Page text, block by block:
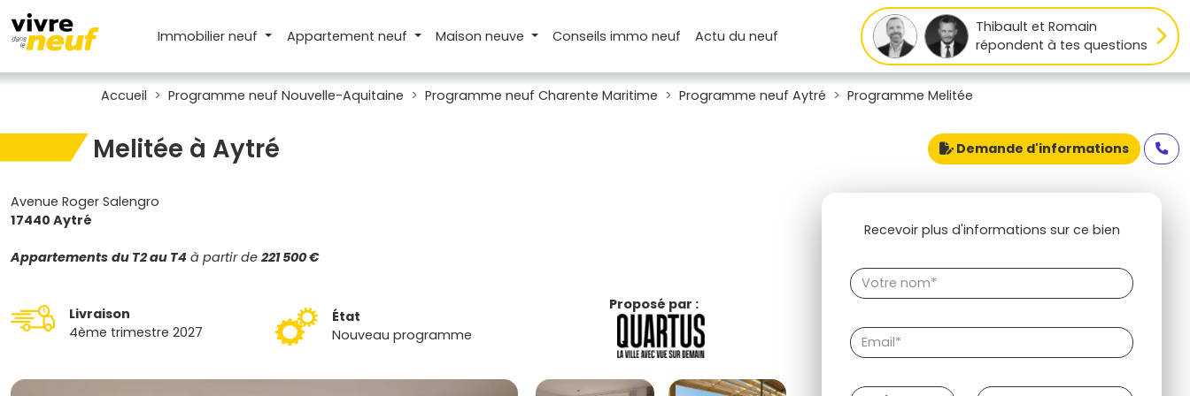
Immobilier neuf Appartement neuf Maison neuve Conseilsimmo neuf Actudu neuf
Thibault et Romain
répondent à tes questions
Accueil Programme neuf Nouvelle-Aquitaine Programme neuf Charente Maritime Programme neuf Aytré Programme Melitée
Melitée à Aytré Demande d'informations
Avenue Roger Salengro
17440 Aytré
Appartements du T2 au T4 à partir de 221 500 €
Livraison
4ème trimestre 2027
État
Nouveau programme
Proposé par :
Recevoir plus d'informations sur ce bien